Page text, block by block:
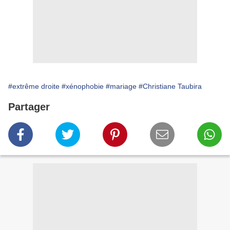
#extrême droite #xénophobie #mariage #Christiane Taubira
Partager